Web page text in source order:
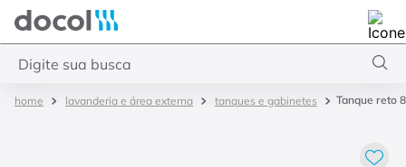
Docol
lavanderia e área externa tanques e gabinetes Tanque reto